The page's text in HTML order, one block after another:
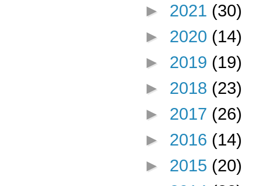
► 2021 (30)
► 2020 (14)
► 2019 (19)
► 2018 (23)
► 2017 (26)
► 2016 (14)
► 2015 (20)